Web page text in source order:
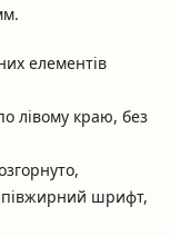
елементів
лівому краю, без
шрифт,